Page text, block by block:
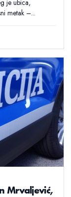
je ubica,
metak –...
Mrvaljević,